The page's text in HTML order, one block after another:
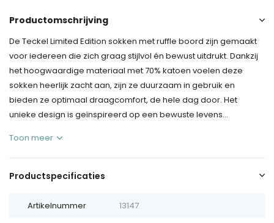
Productomschrijving
De Teckel Limited Edition sokken met ruffle boord zijn gemaakt
voor iedereen die zich graag stijlvol én bewust uitdrukt. Dankzij
het hoogwaardige materiaal met 70% katoen voelen deze
sokken heerlijk zacht aan, zijn ze duurzaam in gebruik en
bieden ze optimaal draagcomfort, de hele dag door. Het
unieke design is geïnspireerd op een bewuste levens...
Toon meer
Productspecificaties
Artikelnummer 13147